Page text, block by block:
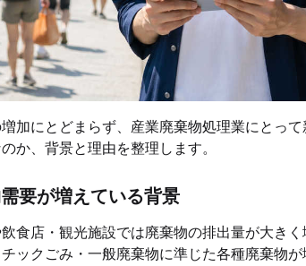
加にとどまらず、産業廃棄物処理業にとっ
か、背景と理由を整理します。
要が増えている背景
食店・観光施設では廃棄物の排出量が大き
ックごみ・一般廃棄物に準じた各種廃棄物が